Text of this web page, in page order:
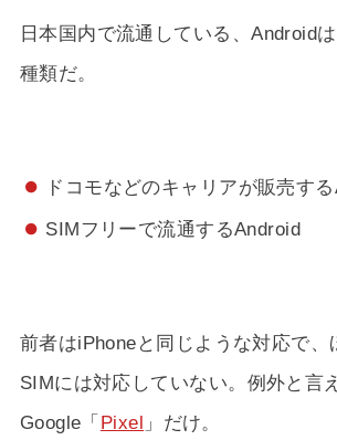
日本国内で流通している、Android
種類だ。
ドコモなどのキャリアが販売す
SIMフリーで流通するAndroid
前者はiPhoneと同じような対応で、
SIMには対応していない。例外と言
Google「 Pixel 」だけ。